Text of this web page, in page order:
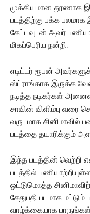
முக்கியமான தூணாக
படத்திற்கு பக்க
கேட்டவுடன் அவர்
மிகப்பெரிய நன்றி.
எடிட்டர் ரூபன்
ஸ்ட்ராங்காக இருக்க
நடித்த நடிகர்கள்
சாவின் விளிம்பு வரை
வருடமாக சினிமாவில்
படத்தை தயாரிக்கும்
இந்த படத்தின் வெற்றி
படத்தில்
ஒட்டுமொத்த
சேதுபதி படமாக
வாழ்க்கையாக